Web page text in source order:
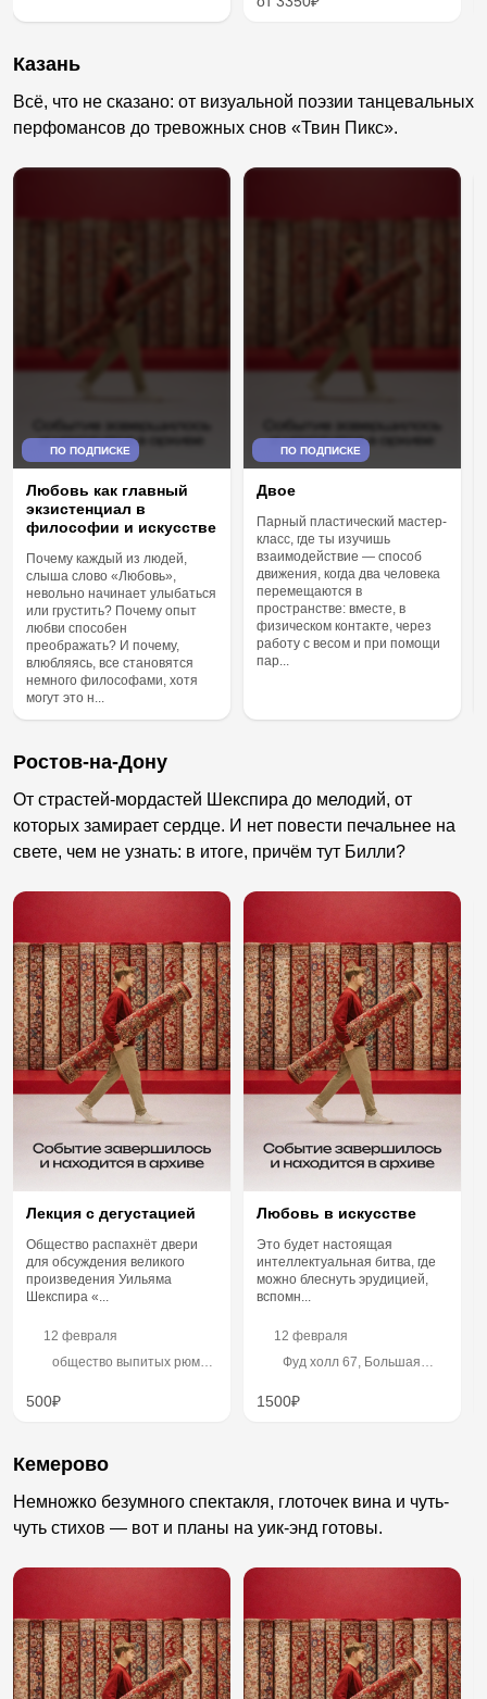
Казань
Всё, что не сказано: от визуальной поэзии танцевальных
перфомансов до тревожных снов «Твин Пикс».
ПО ПОДПИСКЕ
Любовь как главный
экзистенциал в
философии и искусстве
Почему каждый из людей,
слыша слово «Любовь»,
невольно начинает улыбаться
или грустить? Почему опыт
любви способен
преображать? И почему,
влюбляясь, все становятся
немного философами, хотя
могут это н...
ПО ПОДПИСКЕ
Двое
Парный пластический мастер-
класс, где ты изучишь
взаимодействие — способ
движения, когда два человека
перемещаются в
пространстве: вместе, в
физическом контакте, через
работу с весом и при помощи
пар...
Ростов-на-Дону
От страстей-мордастей Шекспира до мелодий, от
которых замирает сердце. И нет повести печальнее на
свете, чем не узнать: в итоге, причём тут Билли?
Лекция с дегустацией
Общество распахнёт двери
для обсуждения великого
произведения Уильяма
Шекспира «...
12 февраля
общество выпитых рюмок,
500₽
Любовь в искусстве
Это будет настоящая
интеллектуальная битва, где
можно блеснуть эрудицией,
вспомн...
12 февраля
Фуд холл 67, Большая
1500₽
Кемерово
Немножко безумного спектакля, глоточек вина и чуть-
чуть стихов — вот и планы на уик-энд готовы.